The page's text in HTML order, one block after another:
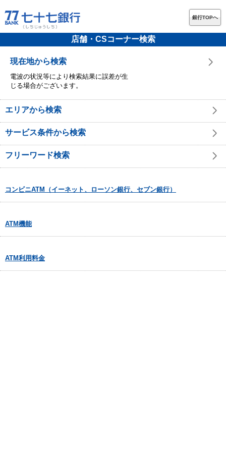
銀行TOPへ
店舗・CSコーナー検索
現在地から検索
電波の状況等により検索結果に誤差が生
じる場合がございます。
エリアから検索
サービス条件から検索
フリーワード検索
コンビニATM（イーネット、ローソン銀行、セブン銀行）
ATM機能
ATM利用料金